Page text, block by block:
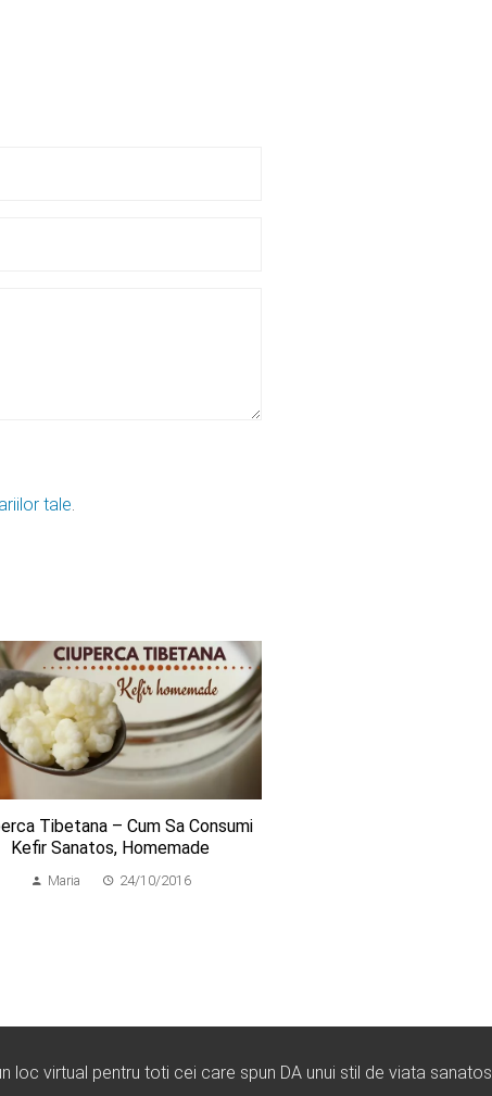
tale.
Tibetana – Cum Sa Consumi
Kefir Sanatos, Homemade
Maria 24/10/2016
virtual pentru toti cei care spun DA unui stil de viata sanatos.